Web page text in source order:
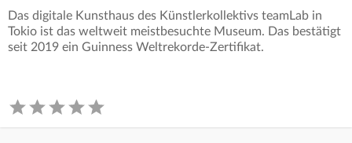
Das digitale Kunsthaus des Künstlerkollektivs teamLab in
Tokio ist das weltweit meistbesuchte Museum. Das bestätigt
seit 2019 ein Guinness Weltrekorde-Zertifikat.